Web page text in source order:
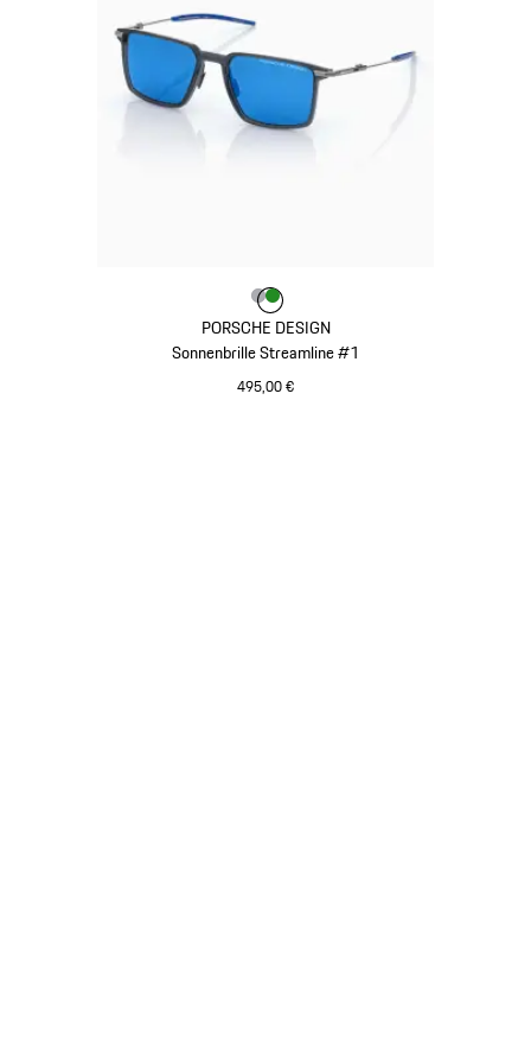
PORSCHE DESIGN
Sonnenbrille Streamline #1
495,00 €
Farbe
FarbeFarbe